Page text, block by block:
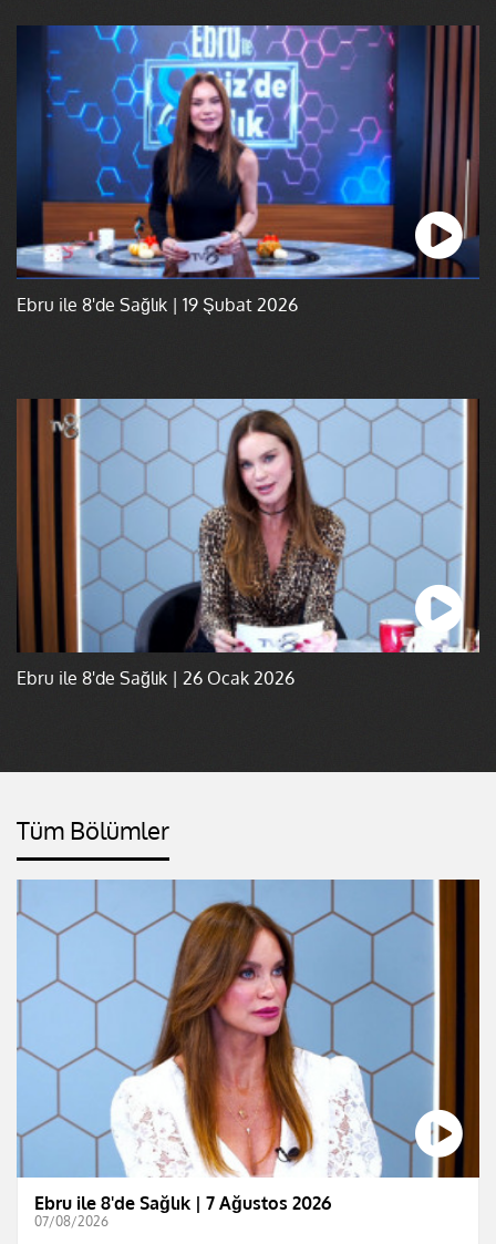
Ebru ile 8'de Sağlık | 19 Şubat 2026
Ebru ile 8'de Sağlık | 26 Ocak 2026
Tüm Bölümler
Ebru ile 8'de Sağlık | 7 Ağustos 2026
07/08/2026